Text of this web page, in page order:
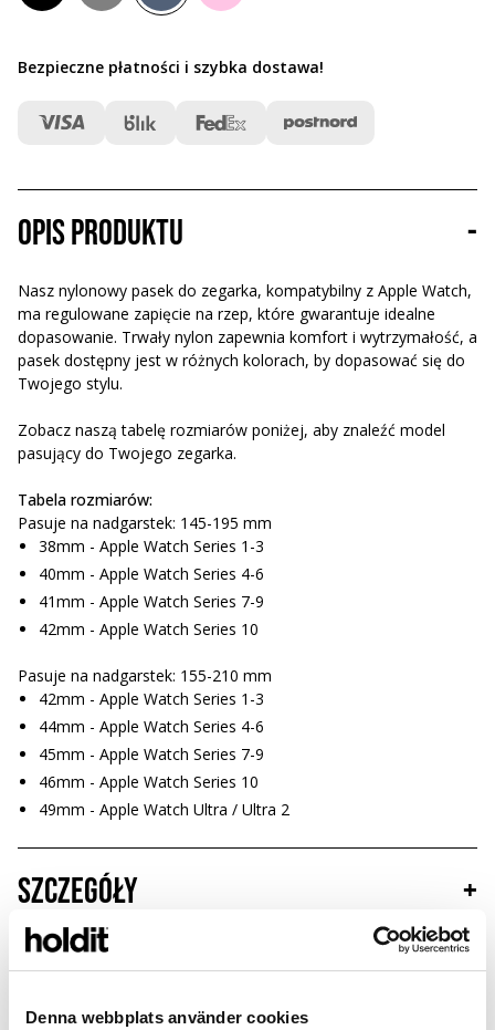
Denna webbplats använder cookies
Bezpieczne płatności i szybka dostawa!
Opis produktu -
Nasz nylonowy pasek do zegarka, kompatybilny z Apple Watch,
ma regulowane zapięcie na rzep, które gwarantuje idealne
dopasowanie. Trwały nylon zapewnia komfort i wytrzymałość, a
pasek dostępny jest w różnych kolorach, by dopasować się do
Twojego stylu.
Zobacz naszą tabelę rozmiarów poniżej, aby znaleźć model
pasujący do Twojego zegarka.
Tabela rozmiarów:
Pasuje na nadgarstek: 145-195 mm
38mm - Apple Watch Series 1-3
40mm - Apple Watch Series 4-6
41mm - Apple Watch Series 7-9
42mm - Apple Watch Series 10
Pasuje na nadgarstek: 155-210 mm
42mm - Apple Watch Series 1-3
44mm - Apple Watch Series 4-6
45mm - Apple Watch Series 7-9
46mm - Apple Watch Series 10
49mm - Apple Watch Ultra / Ultra 2
Szczegóły +
Zrównoważony rozwój +